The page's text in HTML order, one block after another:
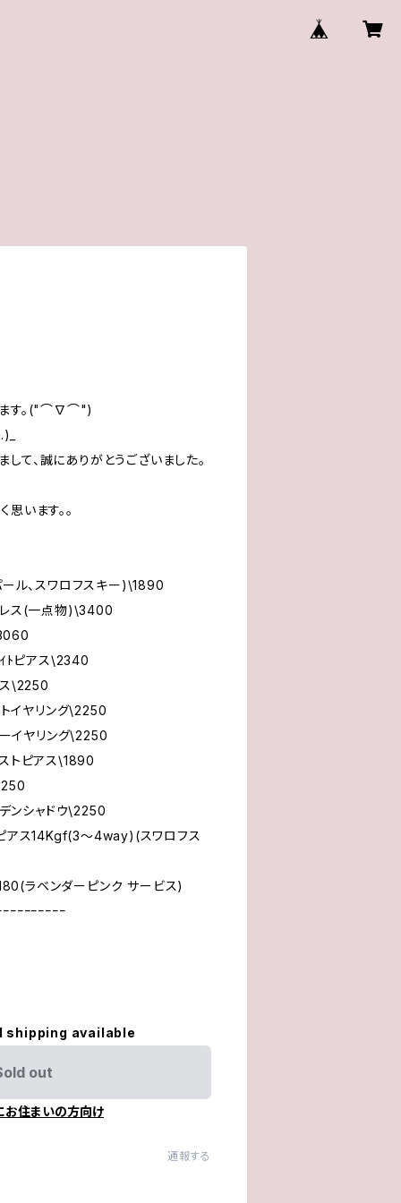
ます。("⌒∇⌒")
て、誠にありがとうございました。
います。。
ール、スワロフスキー)\1890
レス(一点物)\3400
ﾄピアス\2340
\2250
イヤリング\2250
イヤリング\2250
トピアス\1890
ンシャドウ\2250
アス14Kgf(3～4way)(スワロフス
ラベンダーピンク サービス)
ｰｰｰｰｰｰｰｰ
shipping available
out
お住まいの方向け
通報する